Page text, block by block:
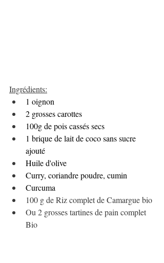
Ingrédients:
1 oignon
2 grosses carottes
100g de pois cassés secs
1 brique de lait de coco sans sucre
ajouté
Huile d'olive
Curry, coriandre poudre, cumin
Curcuma
100 g de Riz complet de Camargue bio
Ou 2 grosses tartines de pain complet
Bio